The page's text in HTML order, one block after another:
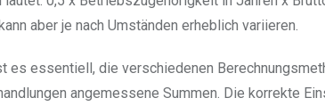
aber je nach Umständen erheblich variieren.
es essentiell, die verschiedenen
angemessene Summen. Die korrekte